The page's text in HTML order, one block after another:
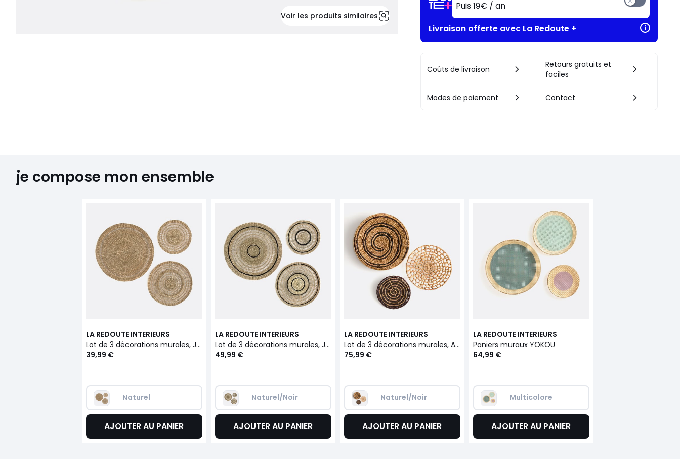
Voir les produits similaires
Puis 19€ / an
Livraison offerte avec La Redoute +
Coûts de livraison
Retours gratuits et
faciles
Modes de paiement Contact
je compose mon ensemble
LA REDOUTE INTERIEURS
Lot de 3 décorations murales, Jutlo
39,99 €
Naturel
AJOUTER AU PANIER
LA REDOUTE INTERIEURS
Lot de 3 décorations murales, Jutlo
49,99 €
Naturel/Noir
AJOUTER AU PANIER
LA REDOUTE INTERIEURS
Lot de 3 décorations murales, Aslal
75,99 €
Naturel/Noir
AJOUTER AU PANIER
LA REDOUTE INTERIEURS
Paniers muraux YOKOU
64,99 €
Multicolore
AJOUTER AU PANIER